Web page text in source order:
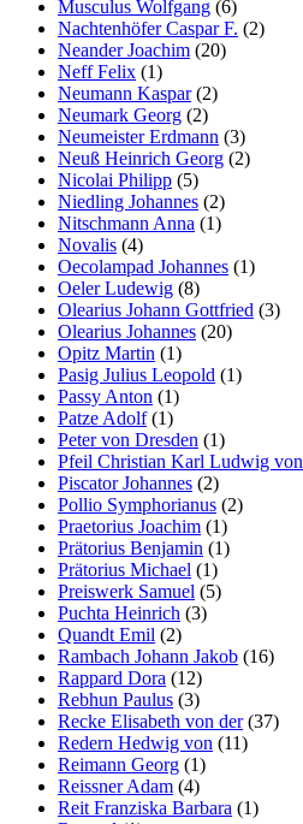
Musculus Wolfgang (6)
Nachtenhöfer Caspar F. (2)
Neander Joachim (20)
Neff Felix (1)
Neumann Kaspar(2)
Neumark Georg (2)
Neumeister Erdmann (3)
Neuß Heinrich Georg (2)
Nicolai Philipp (5)
Niedling Johannes (2)
Nitschmann Anna (1)
Novalis (4)
Oecolampad Johannes (1)
Oeler Ludewig (8)
Olearius Johann Gottfried (3)
Olearius Johannes (20)
Opitz Martin (1)
Pasig Julius Leopold (1)
Passy Anton (1)
Patze Adolf(1)
Peter von Dresden (1)
Pfeil Christian Karl Ludwig von
Piscator Johannes (2)
Pollio Symphorianus (2)
Praetorius Joachim (1)
Prätorius Benjamin (1)
Prätorius Michael (1)
Preiswerk Samuel (5)
Puchta Heinrich (3)
Quandt Emil (2)
Rambach Johann Jakob (16)
Rappard Dora (12)
Rebhun Paulus (3)
Recke Elisabeth von der(37)
Redern Hedwig von (11)
Reimann Georg (1)
Reissner Adam (4)
Reit Franziska Barbara (1)